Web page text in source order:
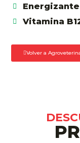
Energizante
Vitamina
Volver a